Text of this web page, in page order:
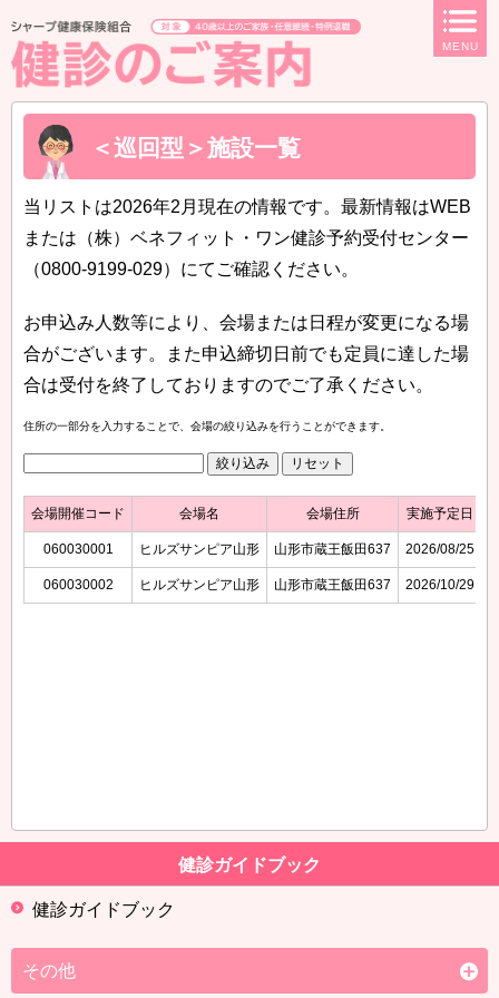
MENU
＜巡回型＞施設一覧
当リストは2026年2月現在の情報です。最新情報はWEB
または（株）ベネフィット・ワン健診予約受付センター
（0800-9199-029）にてご確認ください。
お申込み人数等により、会場または日程が変更になる場
合がございます。また申込締切日前でも定員に達した場
合は受付を終了しておりますのでご了承ください。
住所の一部分を入力することで、会場の絞り込みを行うことができます。
会場開催コード 会場名 会場住所 実施予定日
060030001 ヒルズサンピア山形 山形市蔵王飯田637 2026/08/25
060030002 ヒルズサンピア山形 山形市蔵王飯田637 2026/10/29
健診ガイドブック
健診ガイドブック